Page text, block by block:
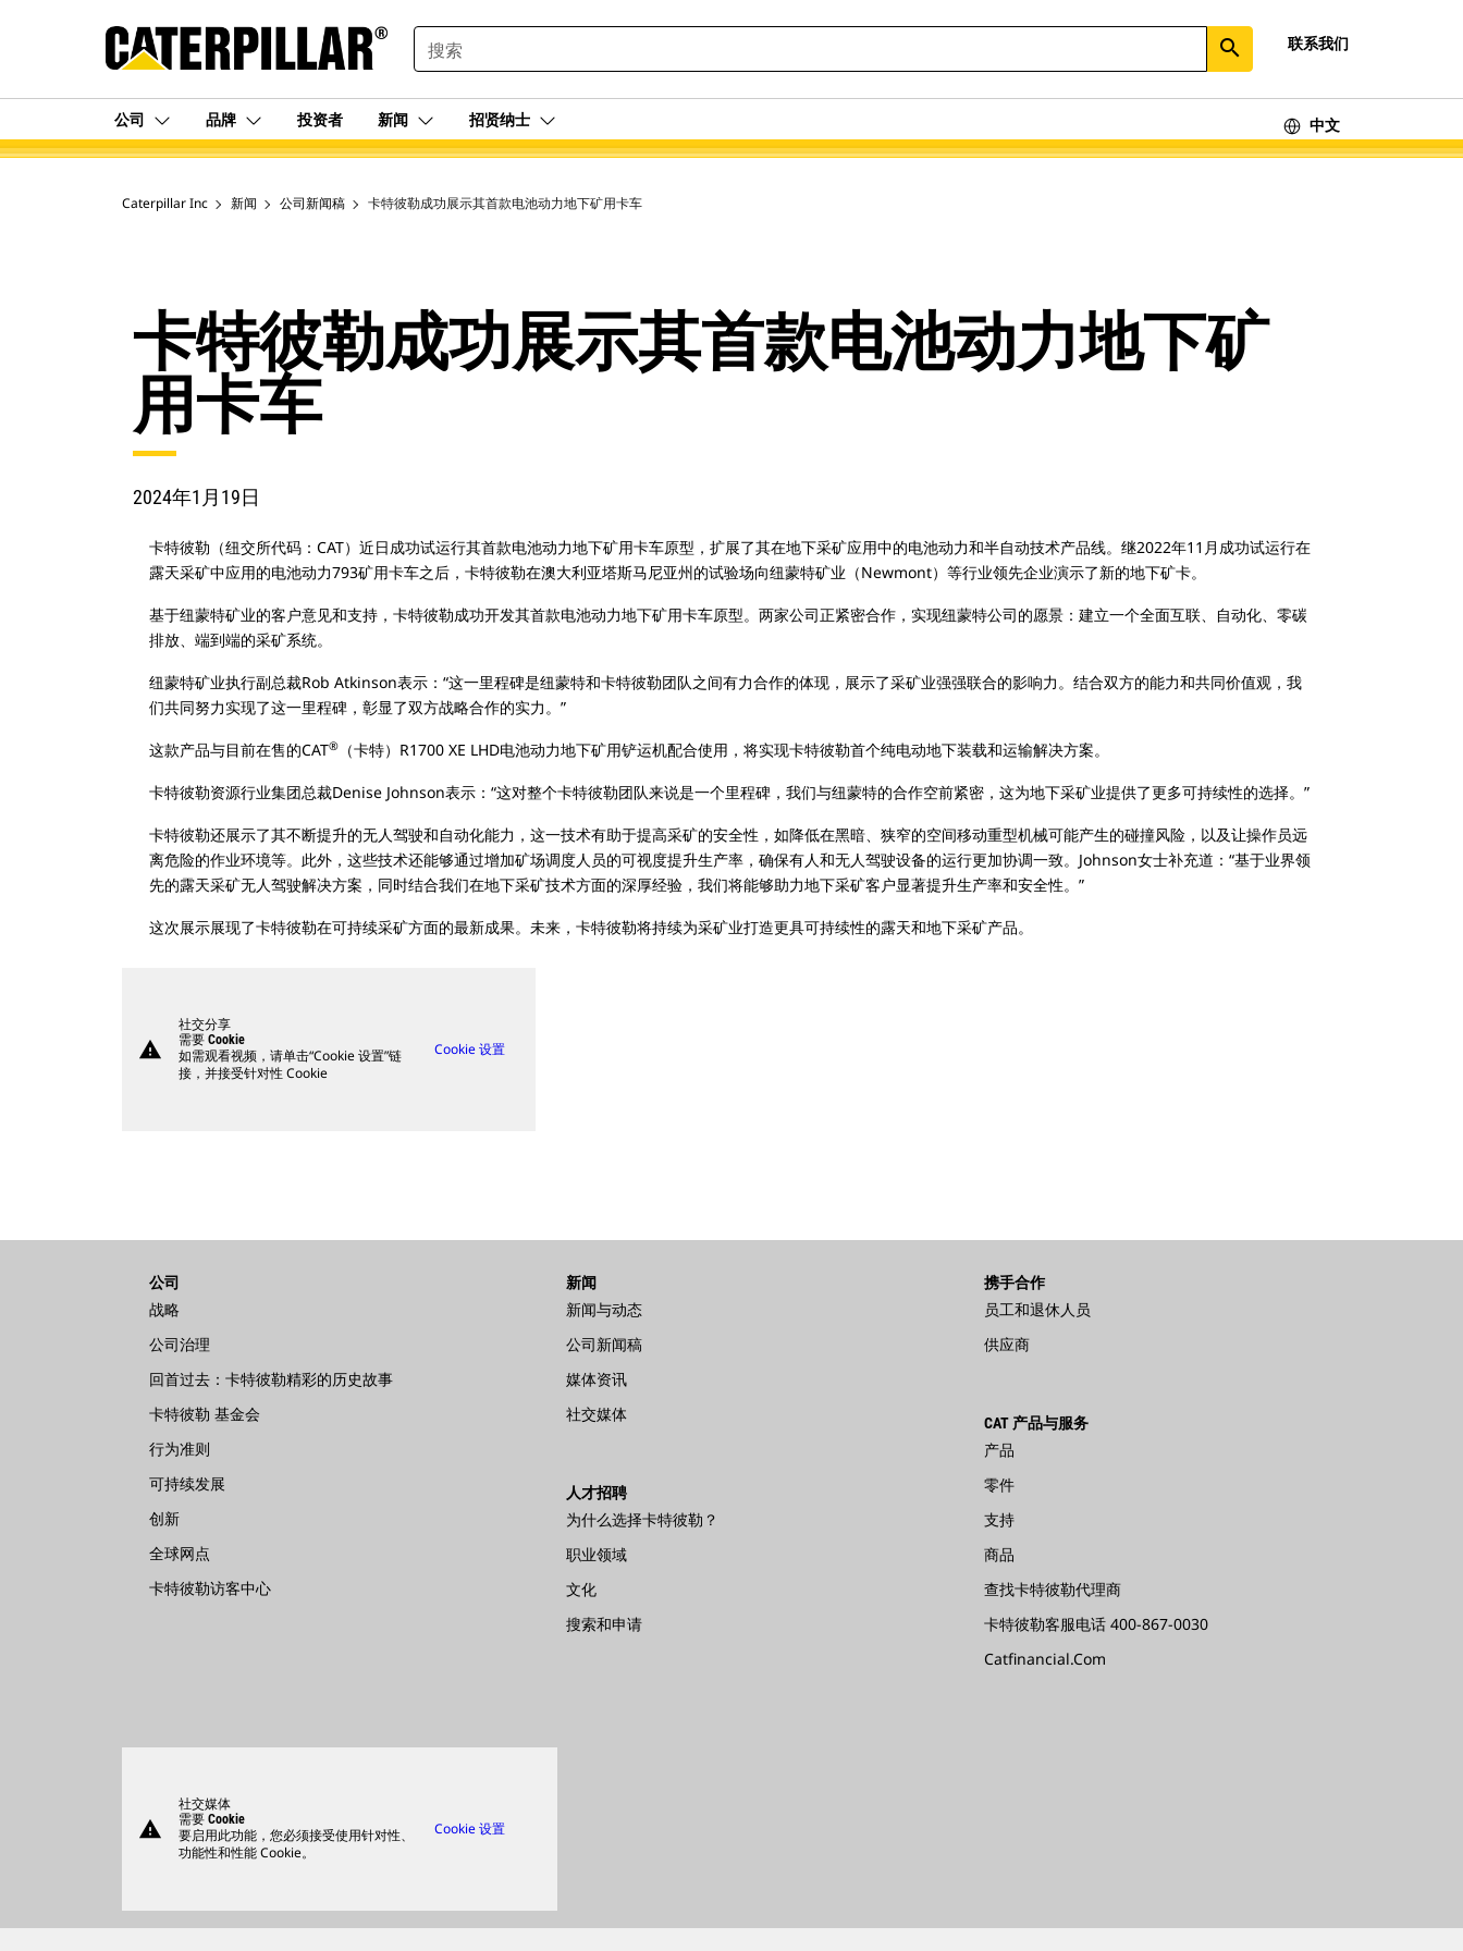
SEARCH search 联系我们
公司 品牌 投资者 新闻 招贤纳士 中文
Caterpillar Inc 新闻 公司新闻稿 卡特彼勒成功展示其首款电池动力地下矿用卡车
卡特彼勒成功展示其首款电池动力地下矿
用卡车
2024年1月19日
卡特彼勒（纽交所代码：CAT）近日成功试运行其首款电池动力地下矿用卡车原型，扩展了其在地下采矿应用中的电池动力和半自动技术产品线。继2022年11月成功试运行在
露天采矿中应用的电池动力793矿用卡车之后，卡特彼勒在澳大利亚塔斯马尼亚州的试验场向纽蒙特矿业（Newmont）等行业领先企业演示了新的地下矿卡。
基于纽蒙特矿业的客户意见和支持，卡特彼勒成功开发其首款电池动力地下矿用卡车原型。两家公司正紧密合作，实现纽蒙特公司的愿景：建立一个全面互联、自动化、零碳
排放、端到端的采矿系统。
纽蒙特矿业执行副总裁Rob Atkinson表示：“这一里程碑是纽蒙特和卡特彼勒团队之间有力合作的体现，展示了采矿业强强联合的影响力。结合双方的能力和共同价值观，我
们共同努力实现了这一里程碑，彰显了双方战略合作的实力。”
这款产品与目前在售的CAT® （卡特）R1700 XE LHD电池动力地下矿用铲运机配合使用，将实现卡特彼勒首个纯电动地下装载和运输解决方案。
卡特彼勒资源行业集团总裁Denise Johnson表示：“这对整个卡特彼勒团队来说是一个里程碑，我们与纽蒙特的合作空前紧密，这为地下采矿业提供了更多可持续性的选择。”
卡特彼勒还展示了其不断提升的无人驾驶和自动化能力，这一技术有助于提高采矿的安全性，如降低在黑暗、狭窄的空间移动重型机械可能产生的碰撞风险，以及让操作员远
离危险的作业环境等。此外，这些技术还能够通过增加矿场调度人员的可视度提升生产率，确保有人和无人驾驶设备的运行更加协调一致。Johnson女士补充道：“基于业界领
先的露天采矿无人驾驶解决方案，同时结合我们在地下采矿技术方面的深厚经验，我们将能够助力地下采矿客户显著提升生产率和安全性。”
这次展示展现了卡特彼勒在可持续采矿方面的最新成果。未来，卡特彼勒将持续为采矿业打造更具可持续性的露天和地下采矿产品。
warning
社交分享
需要 Cookie
如需观看视频，请单击“Cookie 设置”链
接，并接受针对性 Cookie
Cookie 设置
公司
战略
公司治理
回首过去：卡特彼勒精彩的历史故事
卡特彼勒 基金会
行为准则
可持续发展
创新
全球网点
卡特彼勒访客中心
新闻
新闻与动态
公司新闻稿
媒体资讯
社交媒体
人才招聘
为什么选择卡特彼勒？
职业领域
文化
搜索和申请
携手合作
员工和退休人员
供应商
CAT 产品与服务
产品
零件
支持
商品
查找卡特彼勒代理商
卡特彼勒客服电话 400-867-0030
Catfinancial.com
warning
社交媒体
需要 Cookie
要启用此功能，您必须接受使用针对性、
功能性和性能 Cookie。
Cookie 设置